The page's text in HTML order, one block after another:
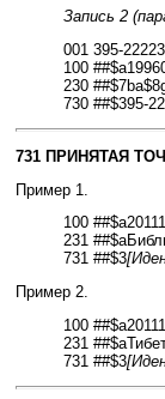
Запись 2
001 395-
100
230
730 ##$395-
731 ПРИНЯТАЯ
Пример 1.
100
231
731 ##$3
Пример 2.
100
231
731 ##$3